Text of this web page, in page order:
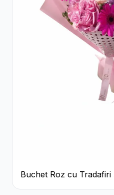
Buchet Roz cu Tradafiri